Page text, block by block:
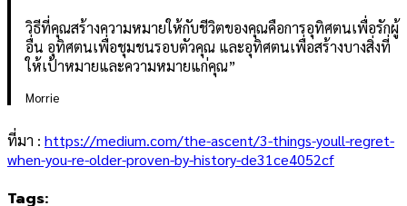
วิธีที่คุณสร้างความหมายให้กับชีวิตของคุณคือการอุทิศตนเพื่อรักผู้
อื่น อุทิศตนเพื่อชุมชนรอบตัวคุณ และอุทิศตนเพื่อสร้างบางสิ่งที่
ให้เป้าหมายและความหมายแก่คุณ”
Morrie
ที่มา : https://medium.com/the-ascent/3-things-youll-regret-
when-you-re-older-proven-by-history-de31ce4052cf
Tags: